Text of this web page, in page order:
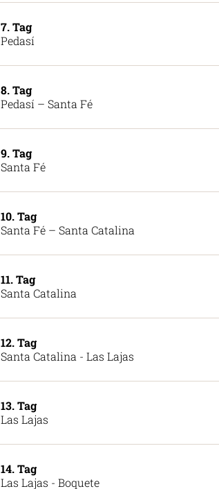
7. Tag
Pedasí
8. Tag
Pedasí – Santa Fé
9. Tag
Santa Fé
10. Tag
Santa Fé – Santa Catalina
11. Tag
Santa Catalina
12. Tag
Santa Catalina - Las Lajas
13. Tag
Las Lajas
14. Tag
Las Lajas - Boquete